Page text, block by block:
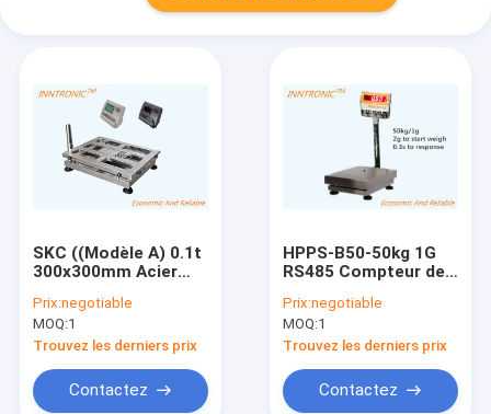
SKC ((Modèle A) 0.1t
300x300mm Acier
Banque de la
plateforme de poids
Balance 100kg
Pèseuse
Prix:negotiable
MOQ:1
Trouvez les derniers prix
Contactez
HPPS-B50-50kg 1G
RS485 Compteur de
inoxydable Échelle de
poids IP68 échelle de
banc de plateforme
300x400mm
Prix:negotiable
MOQ:1
Trouvez les derniers prix
Contactez